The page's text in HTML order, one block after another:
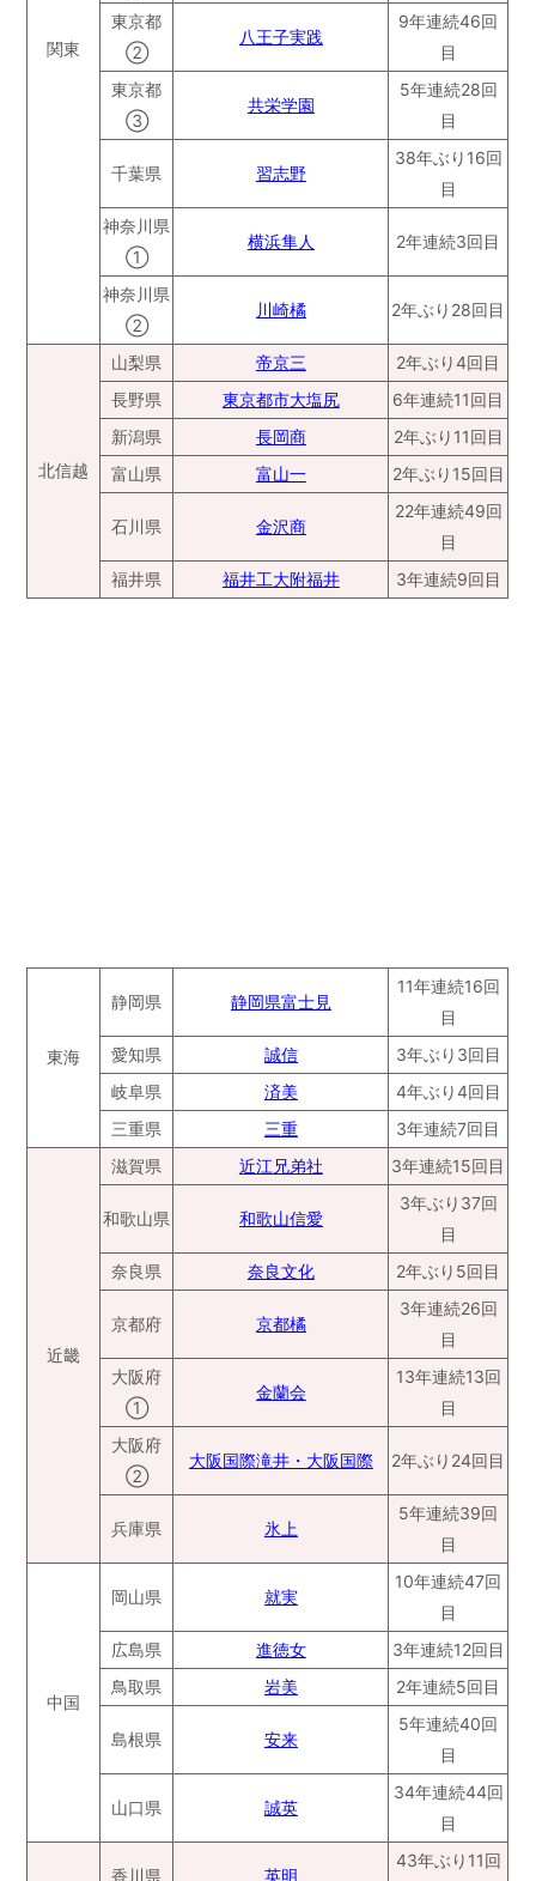
関東
東京都
②
八王子実践
9年連続46回
目
東京都
③
共栄学園
5年連続28回
目
千葉県 習志野
38年ぶり16回
目
神奈川県
①
横浜隼人 2年連続3回目
神奈川県
②
川崎橘 2年ぶり28回目
北信越
山梨県 帝京三
2年ぶり4回目
長野県
東京都市大塩尻
6年連続11回目
新潟県
長岡商
2年ぶり11回目
富山県
富山一 2年ぶり15回目
石川県 金沢商
22年連続49回
目
福井県
福井工大附福井 3年連続9回目
東海
静岡県 静岡県富士見
11年連続16回
目
愛知県
誠信
3年ぶり3回目
岐阜県
済美
4年ぶり4回目
三重県
三重 3年連続7回目
近畿
滋賀県 近江兄弟社 3年連続15回目
和歌山県 和歌山信愛
3年ぶり37回
目
奈良県
奈良文化 2年ぶり5回目
京都府 京都橘
3年連続26回
目
大阪府
①
金蘭会
13年連続13回
目
大阪府
②
大阪国際滝井・大阪国際 2年ぶり24回目
兵庫県 氷上
5年連続39回
目
中国
岡山県 就実
10年連続47回
目
広島県
進徳女
3年連続12回目
鳥取県
岩美 2年連続5回目
島根県 安来
5年連続40回
目
山口県 誠英
34年連続44回
目
香川県 英明
43年ぶり11回